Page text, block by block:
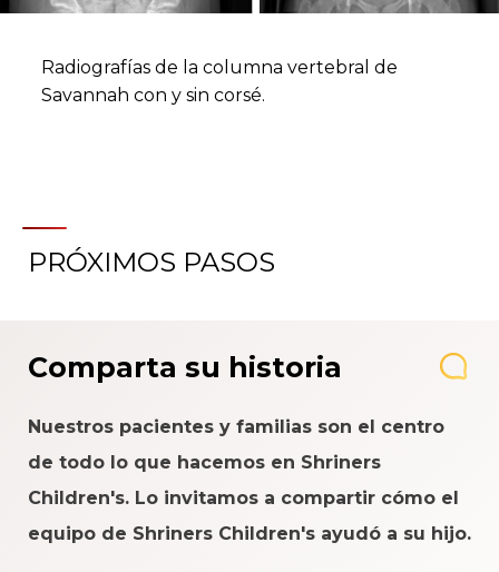
Radiografías de la columna vertebral de
Savannah con y sin corsé.
PRÓXIMOS PASOS
Comparta su historia
Nuestros pacientes y familias son el centro
de todo lo que hacemos en Shriners
Children's. Lo invitamos a compartir cómo el
equipo de Shriners Children's ayudó a su hijo.